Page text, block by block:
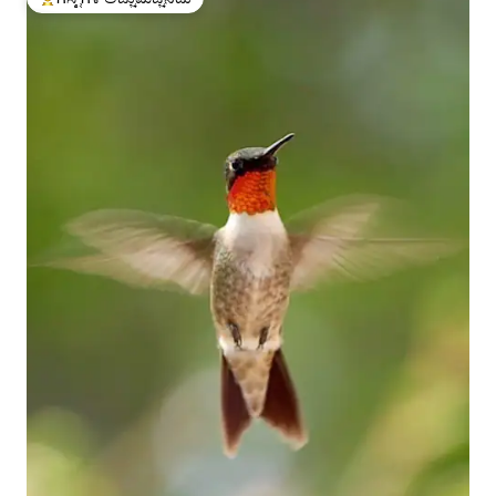
ಗೆಸ್ಟ್‌ಗಳಿಗೆ ಅತಿ ಹೆಚ್ಚು ಅಚ್ಚುಮೆಚ್ಚಿನದು